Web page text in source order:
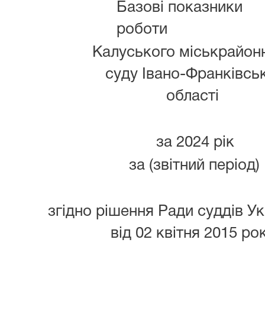
Базові показники
роботи
Калуського
суду Івано-
області
за 2024 рік
за (звітний період)
згідно рішення Ради суддів
від 02 квітня 2015